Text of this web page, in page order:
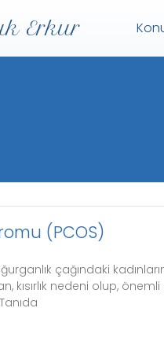
Erkur
(PCOS)
çağındaki
kısırlık nedeni olup,